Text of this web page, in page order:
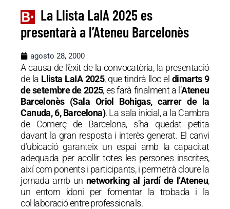
La Llista LaIA 2025 es
presentarà a l’Ateneu Barcelonès
agosto 28, 2000
A causa de l’èxit de la convocatòria, la presentació
de la Llista LaIA 2025, que tindrà lloc el dimarts 9
de setembre de 2025, es farà finalment a l’Ateneu
Barcelonès (Sala Oriol Bohigas, carrer de la
Canuda, 6, Barcelona). La sala inicial, a la Cambra
de Comerç de Barcelona, s’ha quedat petita
davant la gran resposta i interès generat. El canvi
d’ubicació garanteix un espai amb la capacitat
adequada per acollir totes les persones inscrites,
així com ponents i participants, i permetrà cloure la
jornada amb un networking al jardí de l’Ateneu,
un entorn idoni per fomentar la trobada i la
col·laboració entre professionals.